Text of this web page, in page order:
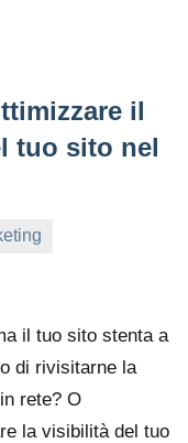
il
tuo sito nel
il tuo sito stenta a
di rivisitarne la
rete? O
la visibilità del tuo